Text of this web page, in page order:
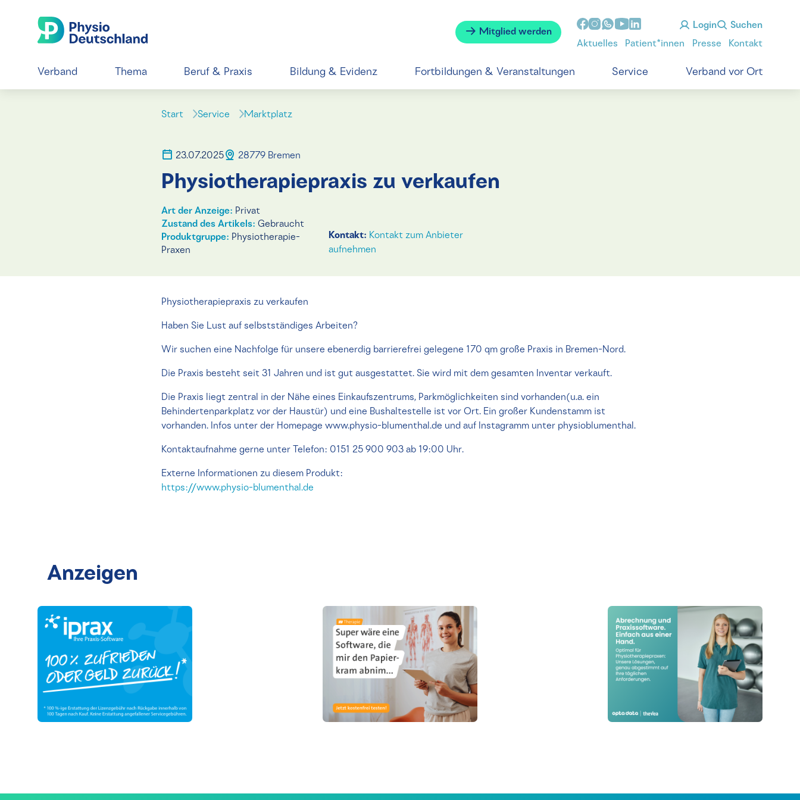
Mitglied werden
Login Suchen
Aktuelles Patient*innen Presse Kontakt
Verband Thema Beruf & Praxis Bildung & Evidenz Fortbildungen & Veranstaltungen Service Verband vor Ort
Start Service Marktplatz
23.07.2025 28779 Bremen
Physiotherapiepraxis zu verkaufen
Art der Anzeige: Privat
Zustand des Artikels: Gebraucht
Produktgruppe: Physiotherapie-
Praxen
Kontakt: Kontakt zum Anbieter
aufnehmen
Physiotherapiepraxis zu verkaufen
Haben Sie Lust auf selbstständiges Arbeiten?
Wir suchen eine Nachfolge für unsere ebenerdig barrierefrei gelegene 170 qm große Praxis in Bremen-Nord.
Die Praxis besteht seit 31 Jahren und ist gut ausgestattet. Sie wird mit dem gesamten Inventar verkauft.
Die Praxis liegt zentral in der Nähe eines Einkaufszentrums, Parkmöglichkeiten sind vorhanden(u.a. ein
Behindertenparkplatz vor der Haustür) und eine Bushaltestelle ist vor Ort. Ein großer Kundenstamm ist
vorhanden. Infos unter der Homepage www.physio-blumenthal.de und auf Instagramm unter physioblumenthal.
Kontaktaufnahme gerne unter Telefon: 0151 25 900 903 ab 19:00 Uhr.
Externe Informationen zu diesem Produkt:
https://www.physio-blumenthal.de
Anzeigen